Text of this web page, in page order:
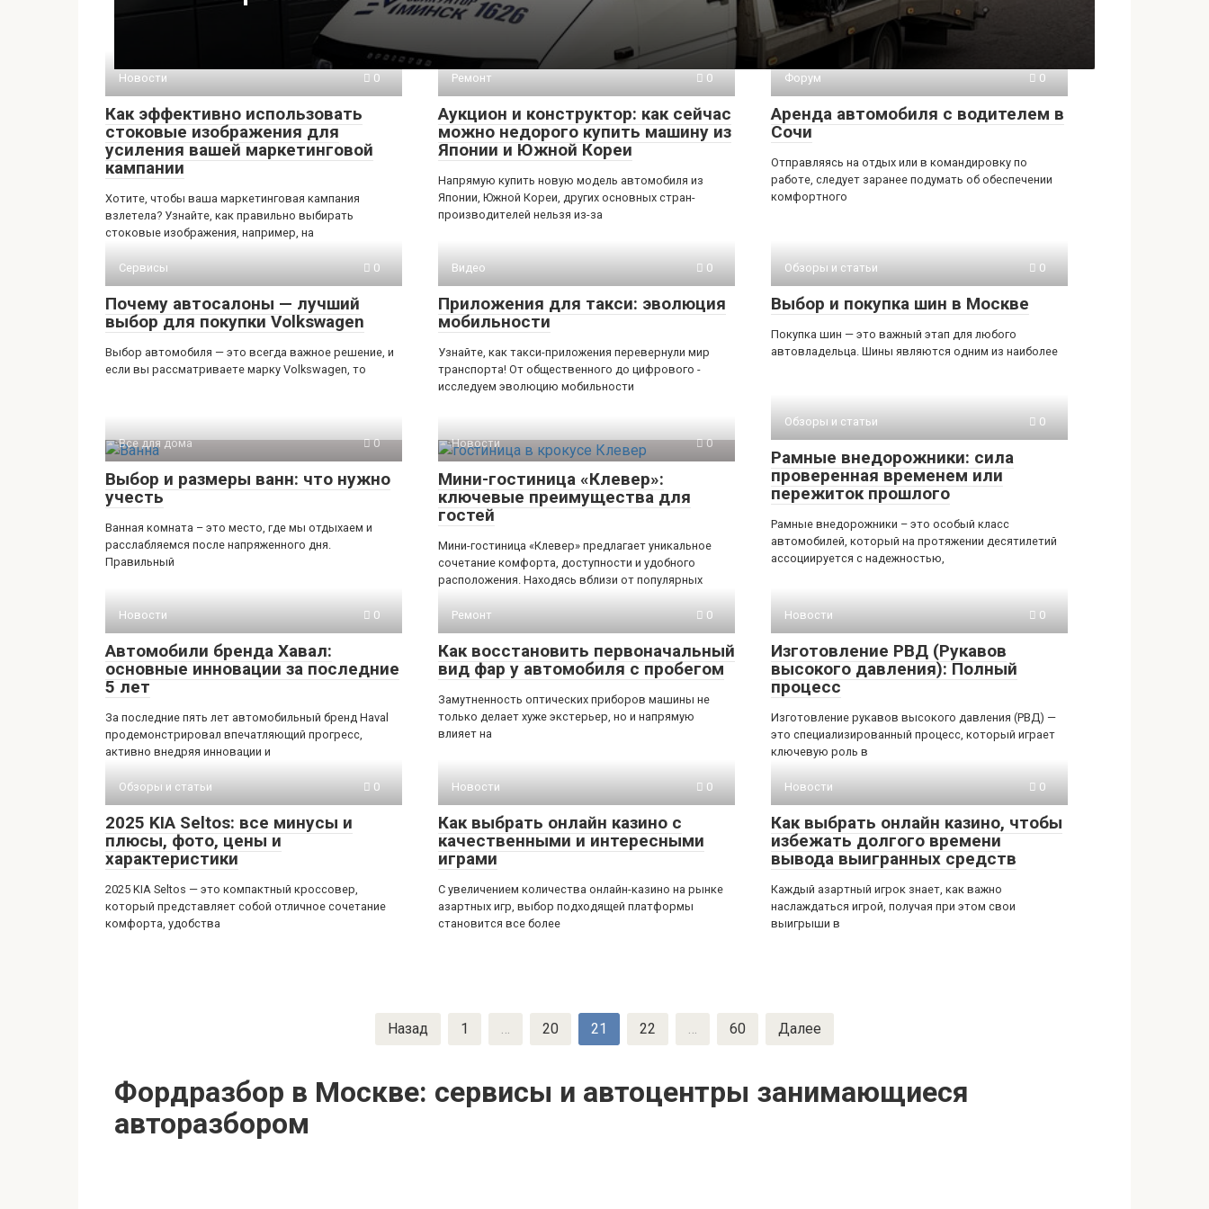
Новости 0
Как эффективно использовать
стоковые изображения для
усиления вашей маркетинговой
кампании
Хотите, чтобы ваша маркетинговая кампания
взлетела? Узнайте, как правильно выбирать
стоковые изображения, например, на
Ремонт 0
Аукцион и конструктор: как сейчас
можно недорого купить машину из
Японии и Южной Кореи
Напрямую купить новую модель автомобиля из
Японии, Южной Кореи, других основных стран-
производителей нельзя из-за
Форум 0
Аренда автомобиля с водителем в
Сочи
Отправляясь на отдых или в командировку по
работе, следует заранее подумать об обеспечении
комфортного
Сервисы 0
Почему автосалоны — лучший
выбор для покупки Volkswagen
Выбор автомобиля — это всегда важное решение, и
если вы рассматриваете марку Volkswagen, то
Видео 0
Приложения для такси: эволюция
мобильности
Узнайте, как такси-приложения перевернули мир
транспорта! От общественного до цифрового -
исследуем эволюцию мобильности
Обзоры и статьи 0
Выбор и покупка шин в Москве
Покупка шин — это важный этап для любого
автовладельца. Шины являются одним из наиболее
Все для дома 0
Выбор и размеры ванн: что нужно
учесть
Ванная комната – это место, где мы отдыхаем и
расслабляемся после напряженного дня.
Правильный
Новости 0
Мини-гостиница «Клевер»:
ключевые преимущества для
гостей
Мини-гостиница «Клевер» предлагает уникальное
сочетание комфорта, доступности и удобного
расположения. Находясь вблизи от популярных
Обзоры и статьи 0
Рамные внедорожники: сила
проверенная временем или
пережиток прошлого
Рамные внедорожники – это особый класс
автомобилей, который на протяжении десятилетий
ассоциируется с надежностью,
Новости 0
Автомобили бренда Хавал:
основные инновации за последние
5 лет
За последние пять лет автомобильный бренд Haval
продемонстрировал впечатляющий прогресс,
активно внедряя инновации и
Ремонт 0
Как восстановить первоначальный
вид фар у автомобиля с пробегом
Замутненность оптических приборов машины не
только делает хуже экстерьер, но и напрямую
влияет на
Новости 0
Изготовление РВД (Рукавов
высокого давления): Полный
процесс
Изготовление рукавов высокого давления (РВД) —
это специализированный процесс, который играет
ключевую роль в
Обзоры и статьи 0
2025 KIA Seltos: все минусы и
плюсы, фото, цены и
характеристики
2025 KIA Seltos — это компактный кроссовер,
который представляет собой отличное сочетание
комфорта, удобства
Новости 0
Как выбрать онлайн казино с
качественными и интересными
играми
С увеличением количества онлайн-казино на рынке
азартных игр, выбор подходящей платформы
становится все более
Новости 0
Как выбрать онлайн казино, чтобы
избежать долгого времени
вывода выигранных средств
Каждый азартный игрок знает, как важно
наслаждаться игрой, получая при этом свои
выигрыши в
Назад 1 … 20 21 22 … 60 Далее
Фордразбор в Москве: сервисы и автоцентры занимающиеся
авторазбором